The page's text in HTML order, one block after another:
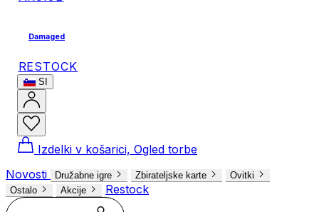
Damaged
RESTOCK
SI
Izdelki v košarici, Ogled torbe
Novosti
Družabne igre Zbirateljske karte
Ovitki
Ostalo
Akcije Restock